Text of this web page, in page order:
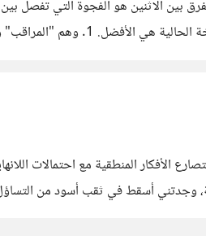
الفرق بين الاثنين هو الفجوة التي
الموضوعي والشخص المنحاز. في بيئة تمجد الانتصار في الجدال، نسينا أن الهدف الأسمى للنقاش
وجدتني أسقط في ثقب أسود من